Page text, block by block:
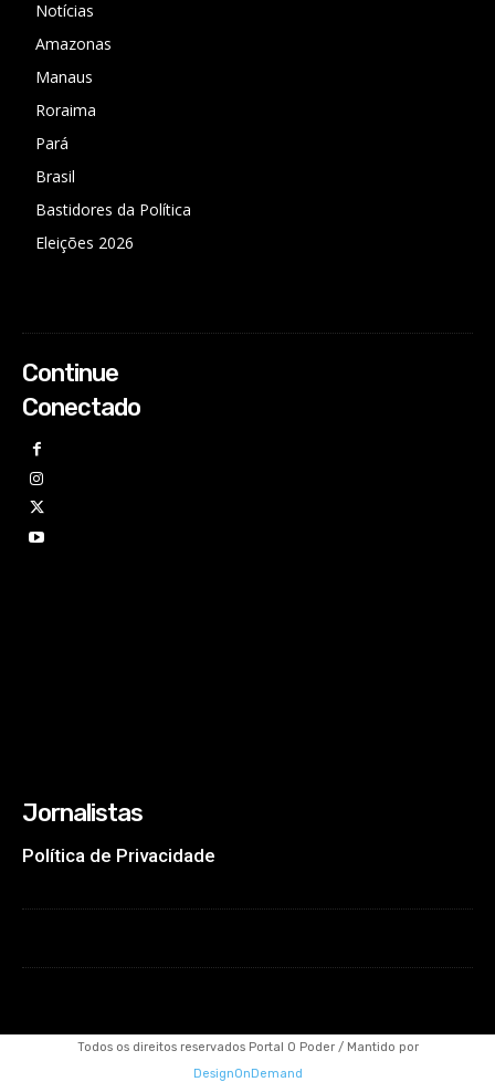
Notícias
Amazonas
Manaus
Roraima
Pará
Brasil
Bastidores da Política
Eleições 2026
Continue
Conectado
Jornalistas
Política de Privacidade
Todos os direitos reservados Portal O Poder / Mantido por
DesignOnDemand